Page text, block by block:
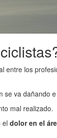
los
se va dañando
mal realizado.
el dolor en el